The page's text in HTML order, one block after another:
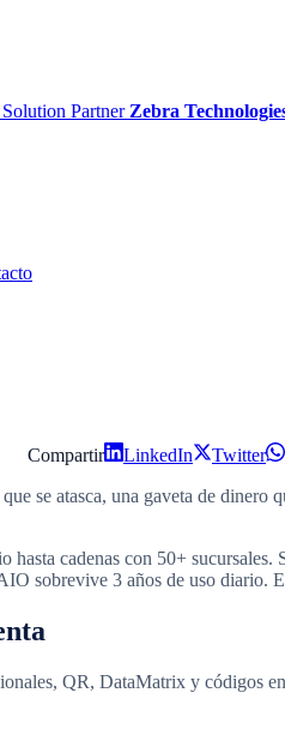
Partner Zebra
Compartir LinkedIn Twitter
se atasca, una gaveta de
cadenas con 50+
sobrevive 3 años de uso
QR, DataMatrix y códigos